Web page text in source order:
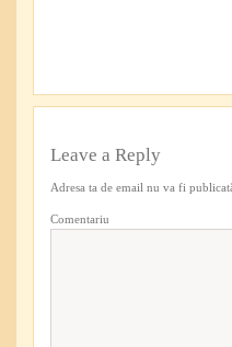
Leave a Reply
Adresa ta de email nu va fi
Comentariu